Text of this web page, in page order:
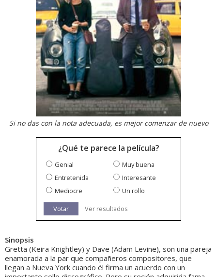
Si no das con la nota adecuada, es mejor comenzar de nuevo
¿Qué te parece la película?
Genial
Muy buena
Entretenida
Interesante
Mediocre
Un rollo
Votar Ver resultados
Sinopsis
Gretta (Keira Knightley) y Dave (Adam Levine), son una pareja
enamorada a la par que compañeros compositores, que
llegan a Nueva York cuando él firma un acuerdo con un